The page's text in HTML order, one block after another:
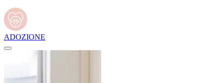
ADOZIONE